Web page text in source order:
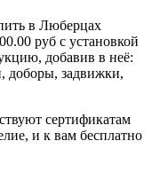
в Люберцах
руб с установкой
добавив в неё:
доборы, задвижки,
сертификатам
и к вам бесплатно